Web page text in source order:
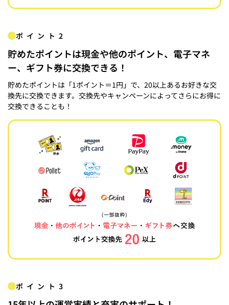
ポイント2
貯めたポイントは現金や他のポイント、電子マネ
ー、ギフト券に交換できる！
貯めたポイントは「1ポイント＝1円」で、20以上あるお好きな交
換先に交換できます。交換先やキャンペーンによってさらにお得に
交換できることも！
ポイント3